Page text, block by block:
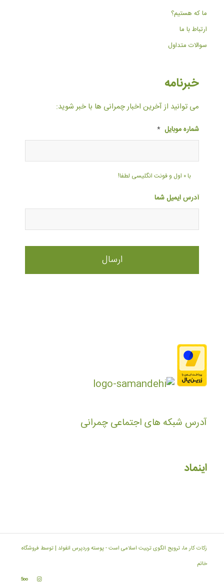
ما که هستیم؟
ارتباط با ما
سوالات متداول
خبرنامه
می توانید از آخرین اخبار چمرانی ها با خبر شوید:
شماره موبایل *
با ۰ اول و فونت انگلیسی لطفا!
آدرس ایمیل شما
آدرس شبکه های اجتماعی چمرانی
اینماد
زکات کار ما، ترویج الگوی تربیت اسلامی است -پوسته وردپرس انفولد | توسط فروشگاه
خاتم